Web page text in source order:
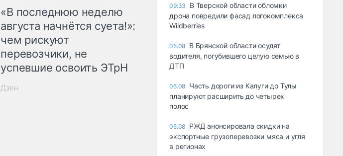
«В последнюю неделю
августа начнётся суета!»:
чем рискуют
перевозчики, не
успевшие освоить ЭТрН
Дзен
09:33
В Тверской области обломки
дрона повредили фасад логокомплекса
Wildberries
05.08 В Брянской области осудят
водителя, погубившего целую семью в
ДТП
05.08 Часть дороги из Калуги до Тулы
планируют расширить до четырех
полос
05.08 РЖД анонсировала скидки на
экспортные грузоперевозки мяса и угля
в регионах